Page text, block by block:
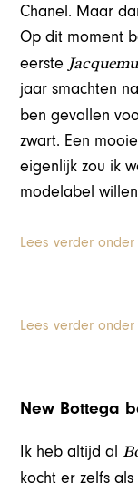
Chanel. Maar
Op dit moment
eerste
jaar smachten
ben gevallen
zwart. Een
eigenlijk zou ik
modelabel
Lees verder
Lees verder
New Bottega
Ik heb altijd al
kocht er zelfs